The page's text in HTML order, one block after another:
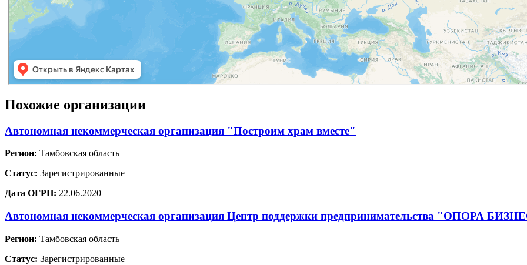
Похожие организации
Автономная некоммерческая организация "Построим храм вместе"
Регион: Тамбовская область
Статус: Зарегистрированные
Дата ОГРН: 22.06.2020
Автономная некоммерческая организация Центр поддержки предпринимательства "ОПОРА
Регион: Тамбовская область
Статус: Зарегистрированные